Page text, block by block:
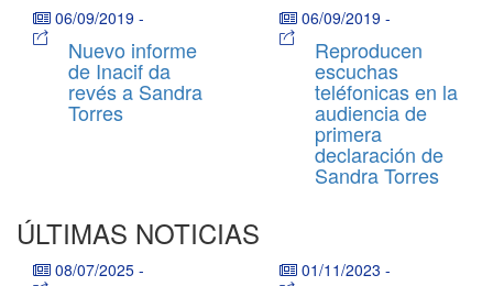
06/09/2019 -
Nuevo informe
de Inacif da
revés a Sandra
Torres
06/09/2019 -
Reproducen
escuchas
teléfonicas en la
audiencia de
primera
declaración de
Sandra Torres
ÚLTIMAS NOTICIAS
08/07/2025 - 01/11/2023 -